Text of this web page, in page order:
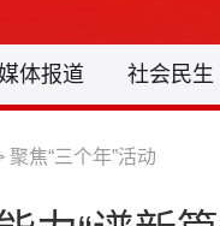
媒体报道 社会民生
聚焦“三个年”活动